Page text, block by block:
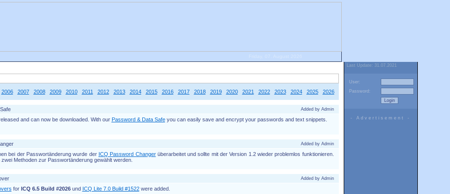
2006 2007 2008 2009 2010 2011 2012 2013 2014 2015 2016 2017 2018 2019 2020 2021 2022 2023 2024 2025 2026
Added by Admin
and can now be downloaded. With our Password & Data Safeyou can easily save and encrypt your passwords and text snippets.
Added by Admin
bei der Passwortänderung wurde der ICQ Password Changerüberarbeitet und sollte mit der Version 1.2 wieder problemlos funktionieren.
Methoden zur Passwortänderung gewählt werden.
Added by Admin
for ICQ 6.5 Build #2026und ICQ Lite 7.0 Build #1522were added.
Last Update: 31.07.2021
User:
Password:
- Advertisement -